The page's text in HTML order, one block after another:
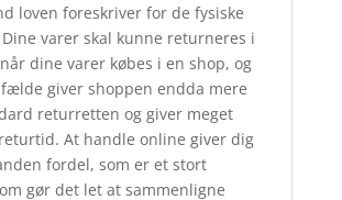
loven foreskriver for de fysiske
varer skal kunne returneres i
dine varer købes i en shop, og
giver shoppen endda mere
returretten og giver meget
At handle online giver dig
fordel, som er et stort
gør det let at sammenligne